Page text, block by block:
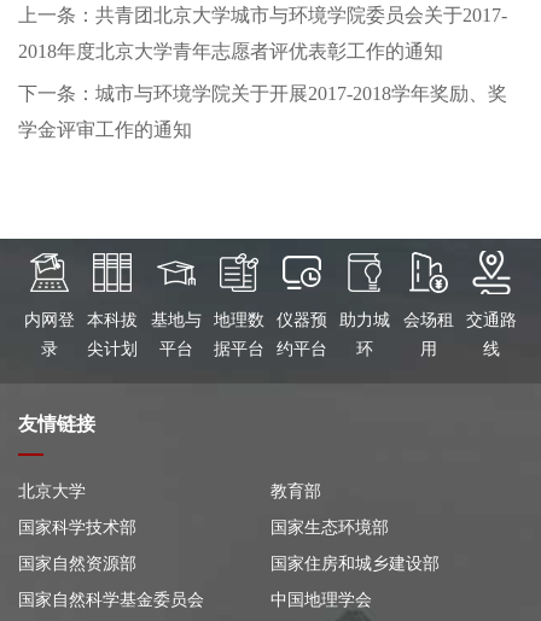
上一条：共青团北京大学城市与环境学院委员会关于2017-
2018年度北京大学青年志愿者评优表彰工作的通知
下一条：城市与环境学院关于开展2017-2018学年奖励、奖
学金评审工作的通知
内网登
录
本科拔
尖计划
基地与
平台
地理数
据平台
仪器预
约平台
助力城
环
会场租
用
交通路
线
友情链接
北京大学
教育部
国家科学技术部
国家生态环境部
国家自然资源部
国家住房和城乡建设部
国家自然科学基金委员会
中国地理学会